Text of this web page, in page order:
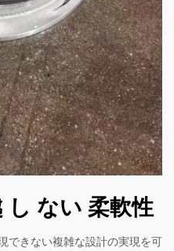
し ない 柔軟性
できない複雑な設計の実現を可